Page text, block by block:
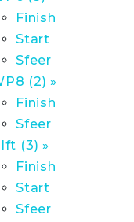
Finish
Start
Sfeer
(2) »
Finish
Sfeer
(3) »
Finish
Start
Sfeer